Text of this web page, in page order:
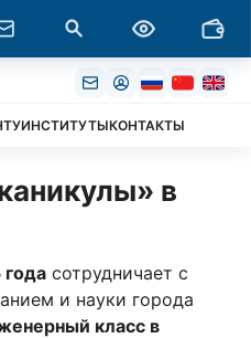
ИНСТИТУТЫКОНТАКТЫ
в
года сотрудничает с
и науки города
класс в